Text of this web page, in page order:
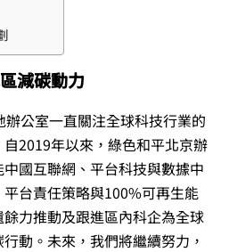
減碳動力
公室一直關注全球科技行業的
2019年以來，綠色和平北京辦
國互聯網、平台科技與數據中
台責任策略與100%可再生能
力推動及跟進區內科企為全球
動。未來，我們將繼續努力，